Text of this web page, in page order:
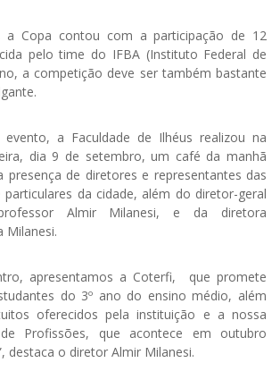
a Copa contou com a participação de 12
pelo time do IFBA (Instituto Federal de
a competição deve ser também bastante
a Faculdade de Ilhéus realizou na
dia 9 de setembro, um café da manhã
presença de diretores e representantes das
particulares da cidade, além do diretor-geral
Almir Milanesi, e da diretora
Milanesi.
apresentamos a Coterfi, que promete
do 3º ano do ensino médio, além
oferecidos pela instituição e a nossa
Profissões, que acontece em outubro
destaca o diretor Almir Milanesi.